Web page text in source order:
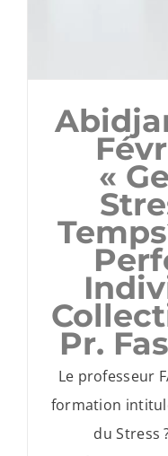
«
Pr.
Le professeur
formation
du Stress